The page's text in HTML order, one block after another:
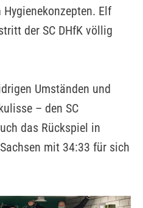
Elf
der SC DHfK völlig
Umständen und
– den SC
das Rückspiel in
mit 34:33 für sich